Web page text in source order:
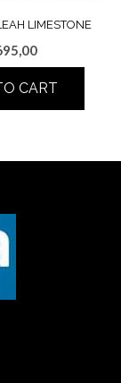
LIMESTONE
CART